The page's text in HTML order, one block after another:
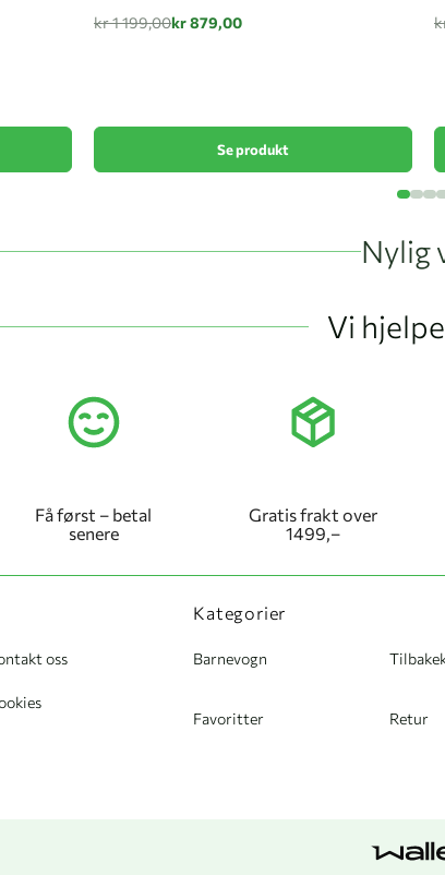
kr 1 199,00kr 879,00
Se produkt
Nylig
Vi
Få først – betal
senere
Gratis frakt over
1499,–
oss
Kategorier
Barnevogn
Favoritter Retur